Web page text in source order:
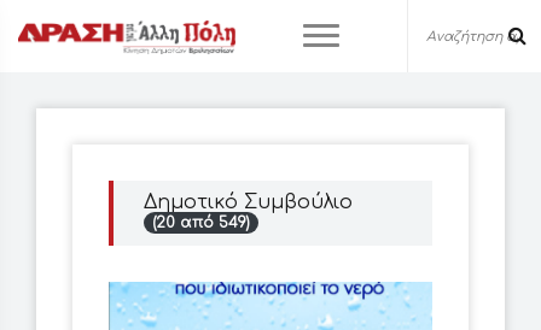
Δημοτικό Συμβούλιο
(20 από 549)